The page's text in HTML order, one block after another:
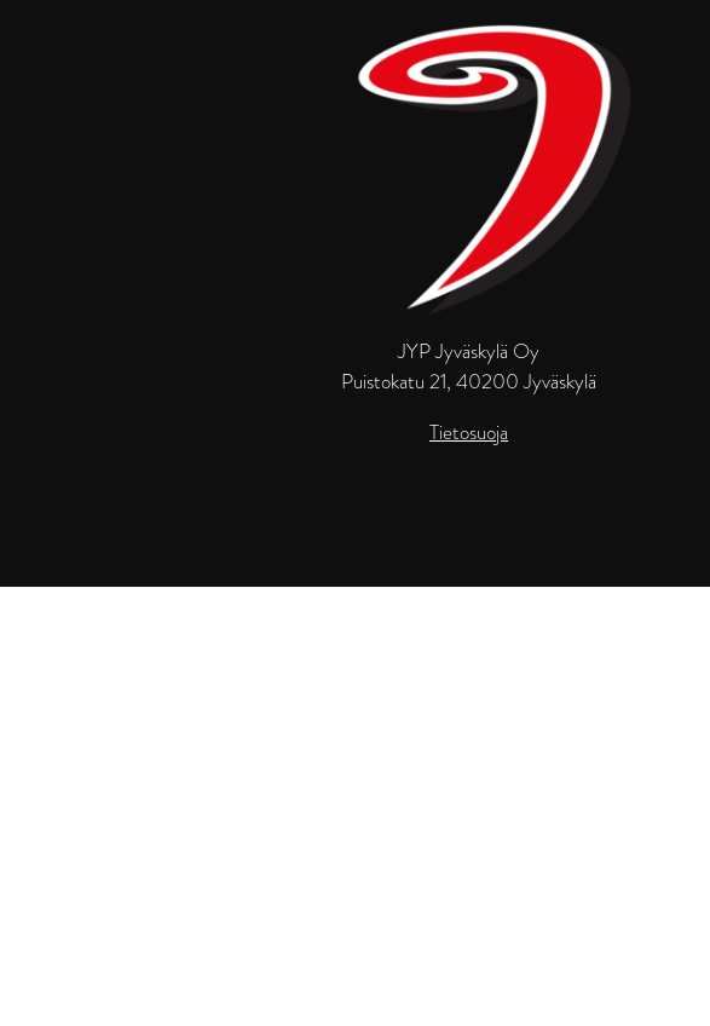
JYP Jyväskylä Oy
Puistokatu 21, 40200 Jyväskylä
Tietosuoja